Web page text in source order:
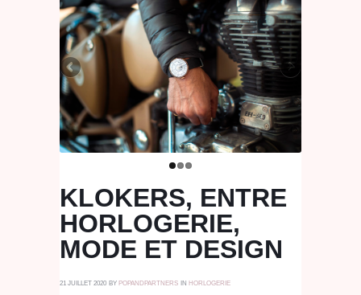
KLOKERS, ENTRE
HORLOGERIE,
MODE ET DESIGN
21 JUILLET 2020 BY POPANDPARTNERS IN HORLOGERIE